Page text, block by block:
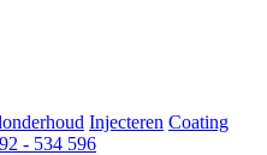
Injecteren Coating
- 534 596